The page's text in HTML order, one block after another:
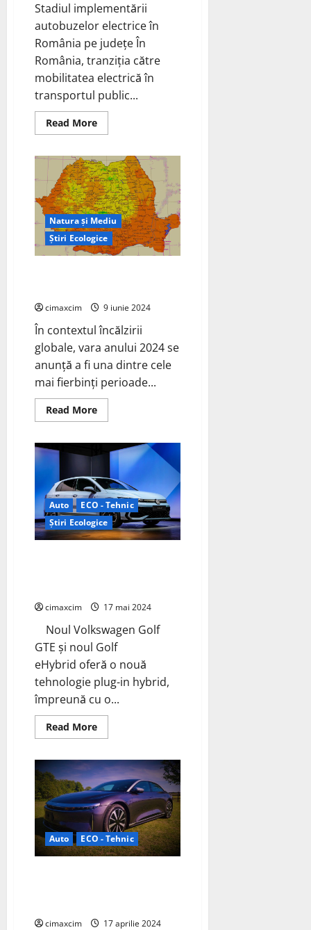
Stadiul implementării
autobuzelor electrice în
România pe județe În
România, tranziția către
mobilitatea electrică în
transportul public...
Read MoreRead
more
implementării
autobuzelor
electrice
în
România
pe
județe
2024
„update”.
Natura și Mediu
Știri Ecologice
cimaxcim 9 iunie 2024
În contextul încălzirii
globale, vara anului 2024 se
anunță a fi una dintre cele
mai fierbinți perioade...
Read MoreRead
more
Climatice
pentru
Vara
2024
Auto
ECO - Tehnic
Știri Ecologice
cimaxcim 17 mai 2024
Noul Volkswagen Golf
GTE și noul Golf
eHybrid oferă o nouă
tehnologie plug-in hybrid,
împreună cu o...
Read MoreRead
more
începe
vânzările
de
noi
Golf
GTE
și
eHybrid
PHEV
în
Auto ECO - Tehnic
cimaxcim 17 aprilie 2024